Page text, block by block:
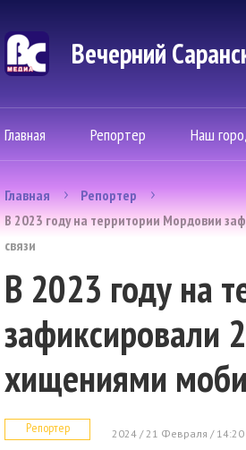
Вечерний
Главная Репортер Наш
Главная
Репортер
В 2023 году на территории Мордовии
связи
В 2023 году на
зафиксировали
хищениями
Репортер 2024 / 21 Февраля / 14:20